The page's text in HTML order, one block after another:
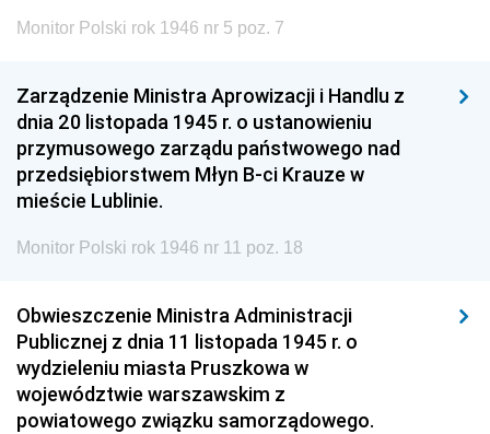
Monitor Polski rok 1946 nr 5 poz. 7
Zarządzenie Ministra Aprowizacji i Handlu z
dnia 20 listopada 1945 r. o ustanowieniu
przymusowego zarządu państwowego nad
przedsiębiorstwem Młyn B-ci Krauze w
mieście Lublinie.
Monitor Polski rok 1946 nr 11 poz. 18
Obwieszczenie Ministra Administracji
Publicznej z dnia 11 listopada 1945 r. o
wydzieleniu miasta Pruszkowa w
województwie warszawskim z
powiatowego związku samorządowego.